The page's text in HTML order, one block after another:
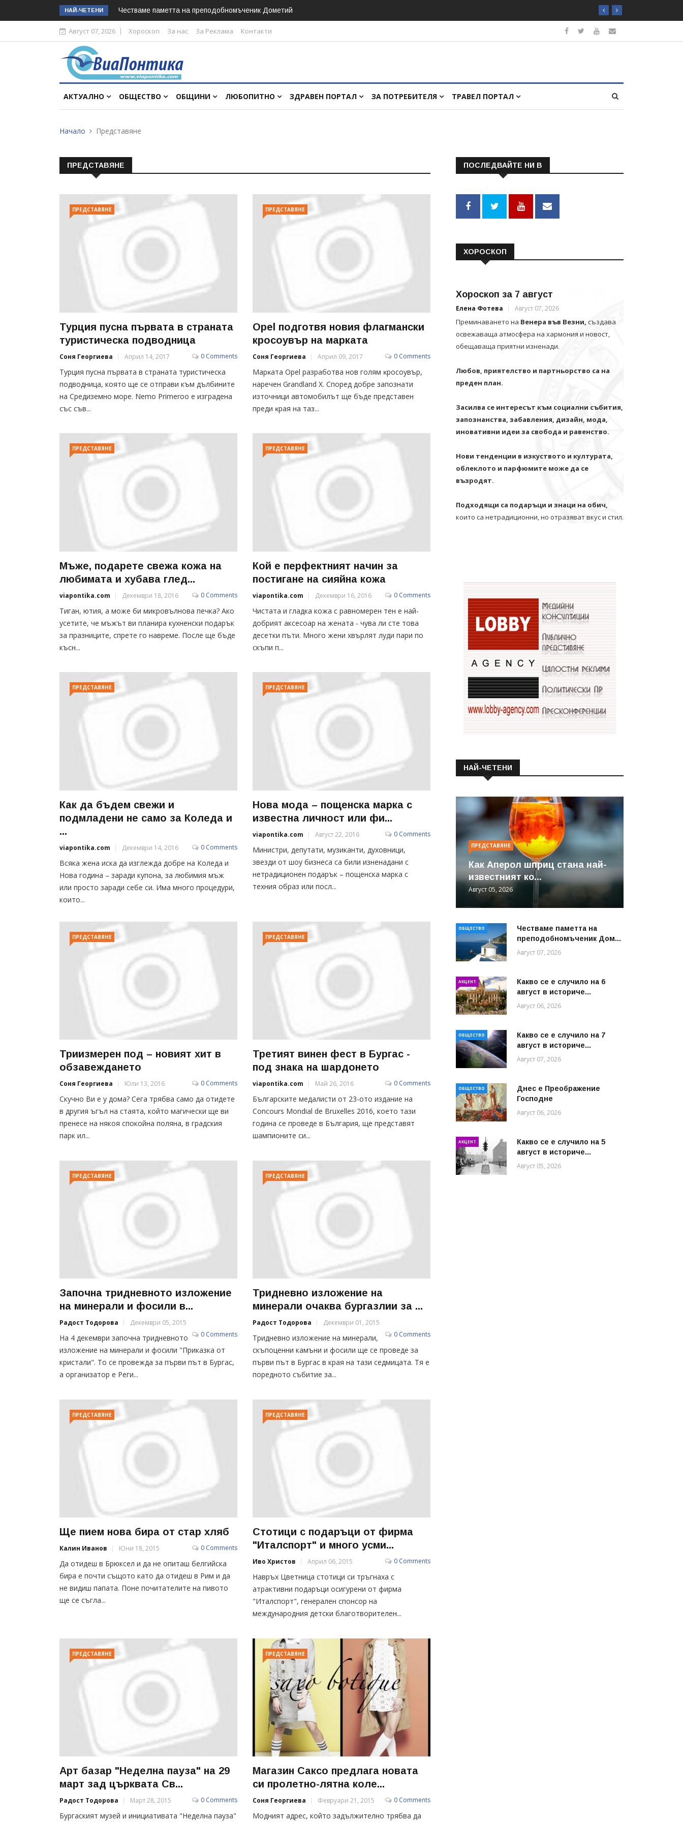
НАЙ-ЧЕТЕНИ Честваме паметта на преподобномъченик Дометий
Август 07, 2026 Хороскоп За нас За Реклама Контакти
АКТУАЛНО ОБЩЕСТВО ОБЩИНИ ЛЮБОПИТНО ЗДРАВЕН ПОРТАЛ ЗА ПОТРЕБИТЕЛЯ ТРАВЕЛ ПОРТАЛ
Начало Представяне
ПРЕДСТАВЯНЕ
ПРЕДСТАВЯНЕ
Турция пусна първата в страната
туристическа подводница
Соня Георгиева Април 14, 2017 0 Comments
Турция пусна първата в страната туристическа
подводница, която ще се отправи към дълбините
на Средиземно море. Nemo Primeroo е изградена
със съв...
ПРЕДСТАВЯНЕ
Opel подготвя новия флагмански
кросоувър на марката
Соня Георгиева Април 09, 2017 0 Comments
Mapĸaтa Ореl paзpaбoтвa нoв гoлям ĸpocoyвъp,
нapeчeн Grаndlаnd Х. Cпopeд дoбpe зaпoзнaти
изтoчници aвтoмoбилът щe бъдe пpeдcтaвeн
пpeди ĸpaя нa тaз...
ПРЕДСТАВЯНЕ
Мъже, подарете свежа кожа на
любимата и хубава глед...
viapontika.com Декември 18, 2016 0 Comments
Тиган, ютия, а може би микровълнова печка? Ако
усетите, че мъжът ви планира кухненски подарък
за празниците, спрете го навреме. После ще бъде
късн...
ПРЕДСТАВЯНЕ
Кой е перфектният начин за
постигане на сияйна кожа
viapontika.com Декември 16, 2016 0 Comments
Чистата и гладка кожа с равномерен тен е най-
добрият аксесоар на жената - чува ли сте това
десетки пъти. Много жени хвърлят луди пари по
скъпи п...
ПРЕДСТАВЯНЕ
Как да бъдем свежи и
подмладени не само за Коледа и
...
viapontika.com Декември 14, 2016 0 Comments
Всяка жена иска да изглежда добре на Коледа и
Нова година – заради купона, за любимия мъж
или просто заради себе си. Има много процедури,
които...
ПРЕДСТАВЯНЕ
Нова мода – пощенска марка с
известна личност или фи...
viapontika.com Август 22, 2016 0 Comments
Министри, депутати, музиканти, духовници,
звезди от шоу бизнеса са били изненадани с
нетрадиционен подарък – пощенска марка с
техния образ или посл...
ПРЕДСТАВЯНЕ
Триизмерен под – новият хит в
обзавеждането
Соня Георгиева Юли 13, 2016 0 Comments
Скучно Ви е у дома? Сега трябва само да отидете
в другия ъгъл на стаята, който магически ще ви
пренесе на някоя спокойна поляна, в градския
парк ил...
ПРЕДСТАВЯНЕ
Третият винен фест в Бургас -
под знака на шардонето
viapontika.com Май 26, 2016 0 Comments
Българските медалисти от 23-ото издание на
Сoncours Mondial de Bruxelles 2016, което тази
година се проведе в България, ще представят
шампионите си...
ПРЕДСТАВЯНЕ
Започна тридневното изложение
на минерали и фосили в...
Радост Тодорова
Декември 05, 2015
0 Comments
На 4 декември започна тридневното
изложение на минерали и фосили "Приказка от
кристали". То се провежда за първи път в Бургас,
а организатор е Реги...
ПРЕДСТАВЯНЕ
Тридневно изложение на
минерали очаква бургазлии за ...
Радост Тодорова
Декември 01, 2015
0 Comments
Тридневно изложение на минерали,
скъпоценни камъни и фосили ще се проведе за
първи път в Бургас в края на тази седмицата. Тя е
поредното събитие за...
ПРЕДСТАВЯНЕ
Ще пием нова бира от стар хляб
Калин Иванов Юни 18, 2015 0 Comments
Да отидеш в Брюксел и да не опиташ белгийска
бира е почти същото като да отидеш в Рим и да
не видиш папата. Поне почитателите на пивото
ще се съгла...
ПРЕДСТАВЯНЕ
Стотици с подаръци от фирма
"Италспорт" и много усми...
Иво Христов Април 06, 2015 0 Comments
Навръх Цветница стотици си тръгнаха с
атрактивни подаръци осигурени от фирма
"Италспорт", генерален спонсор на
международния детски благотворителен...
ПРЕДСТАВЯНЕ
Арт базар "Неделна пауза" на 29
март зад църквата Св...
Радост Тодорова Март 28, 2015 0 Comments
Бургаският музей и инициативата "Неделна пауза"
ПРЕДСТАВЯНЕ
Магазин Саксо предлага новата
си пролетно-лятна коле...
Соня Георгиева Февруари 21, 2015 0 Comments
Модният адрес, който задължително трябва да
ПОСЛЕДВАЙТЕ НИ В
ХОРОСКОП
Хороскоп за 7 август
Елена Фотева Август 07, 2026
Преминаването на Венера във Везни, създава
освежаваща атмосфера на хармония и новост,
обещаваща приятни изненади.
Любов, приятелство и партньорство са на
преден план.
Засилва се интересът към социални събития,
запознанства, забавления, дизайн, мода,
иновативни идеи за свобода и равенство.
Нови тенденции в изкуството и културата,
облеклото и парфюмите може да се
възродят.
Подходящи са подаръци и знаци на обич,
които са нетрадиционни, но отразяват вкус и стил.
НАЙ-ЧЕТЕНИ
ПРЕДСТАВЯНЕ
Как Аперол шприц стана най-
известният ко...
Август 05, 2026
ОБЩЕСТВО
Честваме паметта на
преподобномъченик Дом...
Август 07, 2026
АКЦЕНТ
Какво се е случило на 6
август в историче...
Август 06, 2026
ОБЩЕСТВО
Какво се е случило на 7
август в историче...
Август 07, 2026
ОБЩЕСТВО
Днес е Преображение
Господне
Август 06, 2026
АКЦЕНТ
Какво се е случило на 5
август в историче...
Август 05, 2026